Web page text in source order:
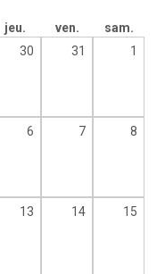
jeu. ven.
sam.
30 31 1
6 7 8
13 14 15